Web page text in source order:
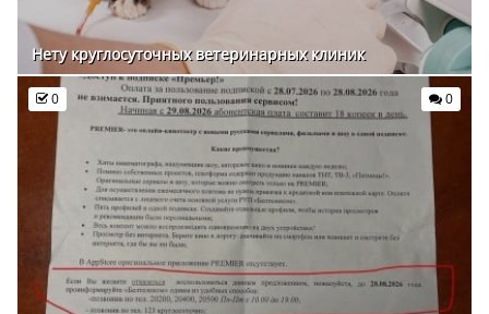
Нету круглосуточных ветеринарных клиник
0 0